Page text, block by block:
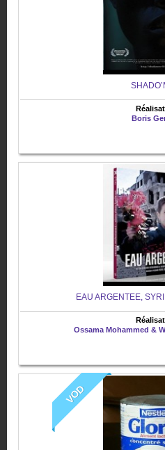
Boris
EAU ARGENTEE,
Ossama Mohammed &
VOD